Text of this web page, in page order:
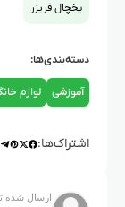
یخچال فریزر
دسته‌بندی‌ها:
آموزشی لوازم
اشتراک‌ها:
ارسال شده